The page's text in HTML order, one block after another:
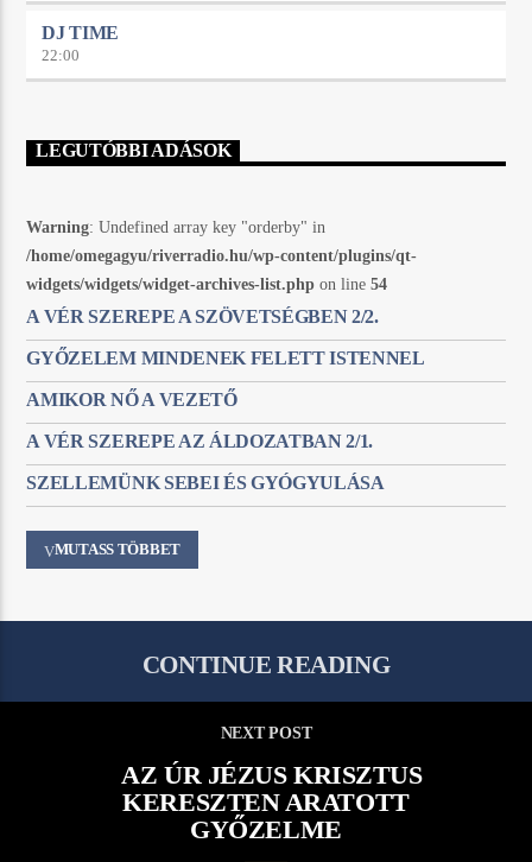
DJ TIME
22:00
LEGUTÓBBI ADÁSOK
Warning: Undefined array key "orderby" in
/home/omegagyu/riverradio.hu/wp-content/plugins/qt-
widgets/widgets/widget-archives-list.php on line54
A VÉR SZEREPE A SZÖVETSÉGBEN 2/2.
GYŐZELEM MINDENEK FELETT ISTENNEL
AMIKOR NŐ A VEZETŐ
A VÉR SZEREPE AZ ÁLDOZATBAN 2/1.
SZELLEMÜNK SEBEI ÉS GYÓGYULÁSA
MUTASS TÖBBET
CONTINUE READING
NEXT POST
AZ ÚR JÉZUS KRISZTUS
KERESZTEN ARATOTT
GYŐZELME